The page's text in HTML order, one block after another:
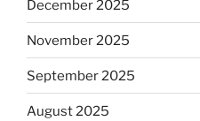
December 2025
November 2025
September 2025
August 2025